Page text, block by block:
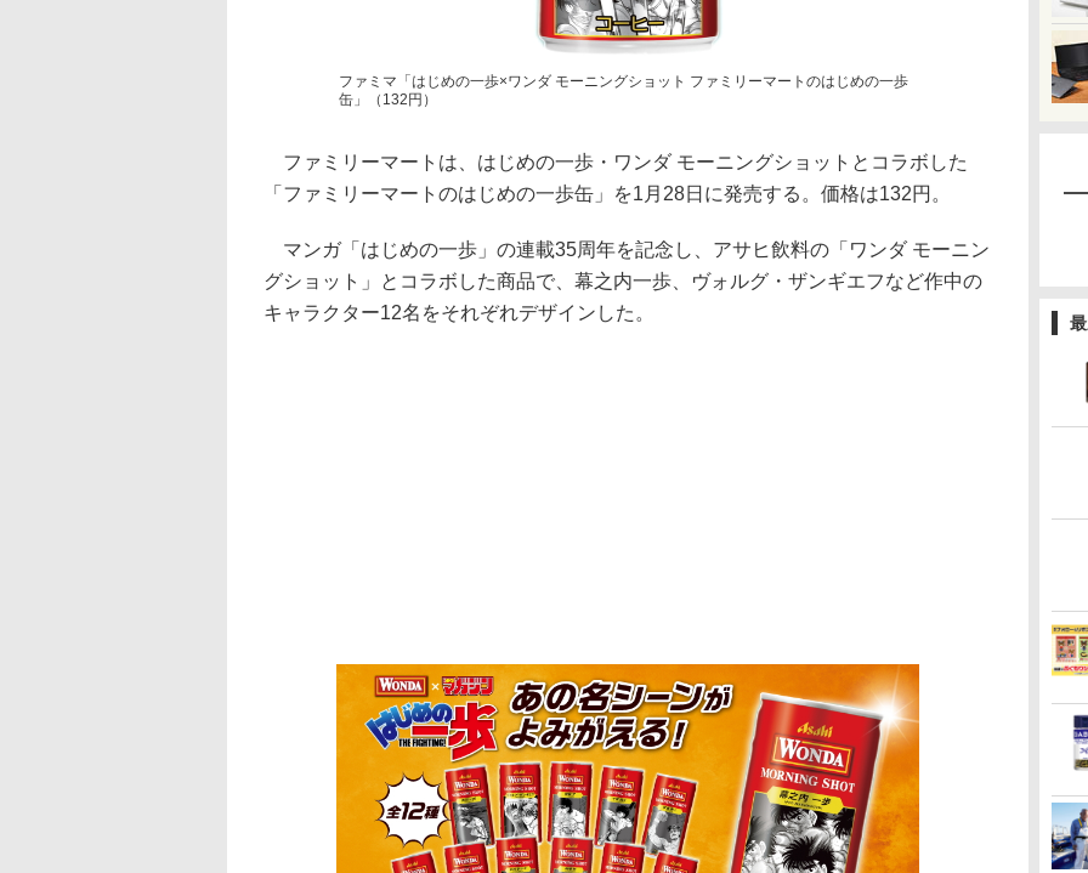
ファミマ「はじめの一歩×ワンダ モーニングショット ファミリーマートのはじめの一歩
缶」（132円）
ファミリーマートは、はじめの一歩・ワンダ モーニングショットとコラボした
「ファミリーマートのはじめの一歩缶」を1月28日に発売する。価格は132円。
マンガ「はじめの一歩」の連載35周年を記念し、アサヒ飲料の「ワンダ モーニン
グショット」とコラボした商品で、幕之内一歩、ヴォルグ・ザンギエフなど作中の
キャラクター12名をそれぞれデザインした。